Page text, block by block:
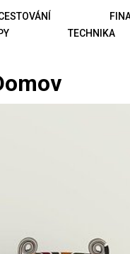
TECHNIKA